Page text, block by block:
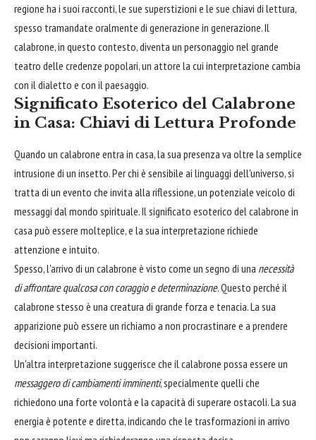
regione ha i suoi racconti, le sue superstizioni e le sue chiavi di lettura,
spesso tramandate oralmente di generazione in generazione. Il
calabrone, in questo contesto, diventa un personaggio nel grande
teatro delle credenze popolari, un attore la cui interpretazione cambia
con il dialetto e con il paesaggio.
Significato Esoterico del Calabrone
in Casa: Chiavi di Lettura Profonde
Quando un calabrone entra in casa, la sua presenza va oltre la semplice
intrusione di un insetto. Per chi è sensibile ai linguaggi dell'universo, si
tratta di un evento che invita alla riflessione, un potenziale veicolo di
messaggi dal mondo spirituale. Il significato esoterico del calabrone in
casa può essere molteplice, e la sua interpretazione richiede
attenzione e intuito.
Spesso, l'arrivo di un calabrone è visto come un segno di una necessità
di affrontare qualcosa con coraggio e determinazione. Questo perché il
calabrone stesso è una creatura di grande forza e tenacia. La sua
apparizione può essere un richiamo a non procrastinare e a prendere
decisioni importanti.
Un'altra interpretazione suggerisce che il calabrone possa essere un
messaggero di cambiamenti imminenti, specialmente quelli che
richiedono una forte volontà e la capacità di superare ostacoli. La sua
energia è potente e diretta, indicando che le trasformazioni in arrivo